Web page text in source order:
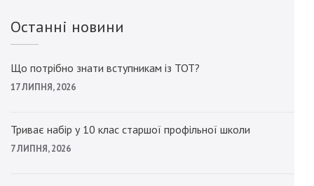
Останні новини
Що потрібно знати вступникам із ТОТ?
17 ЛИПНЯ, 2026
Триває набір у 10 клас старшої профільної школи
7 ЛИПНЯ, 2026